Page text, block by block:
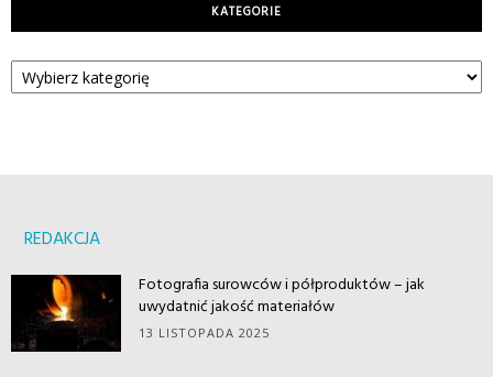
KATEGORIE
Kategorie
REDAKCJA
Fotografia surowców i półproduktów – jak
uwydatnić jakość materiałów
13 LISTOPADA 2025